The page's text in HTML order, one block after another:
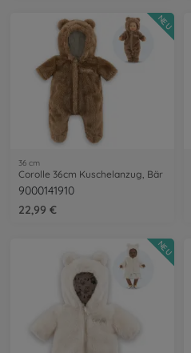
36 cm
Corolle 36cm Kuschelanzug, Bär
9000141910
22,99 €
NEU
NEU